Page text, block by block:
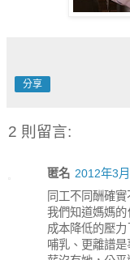
分享
2 則留言:
匿名 2012年3
同工不同酬確
我們知道媽媽
成本降低的壓
哺乳、更離譜